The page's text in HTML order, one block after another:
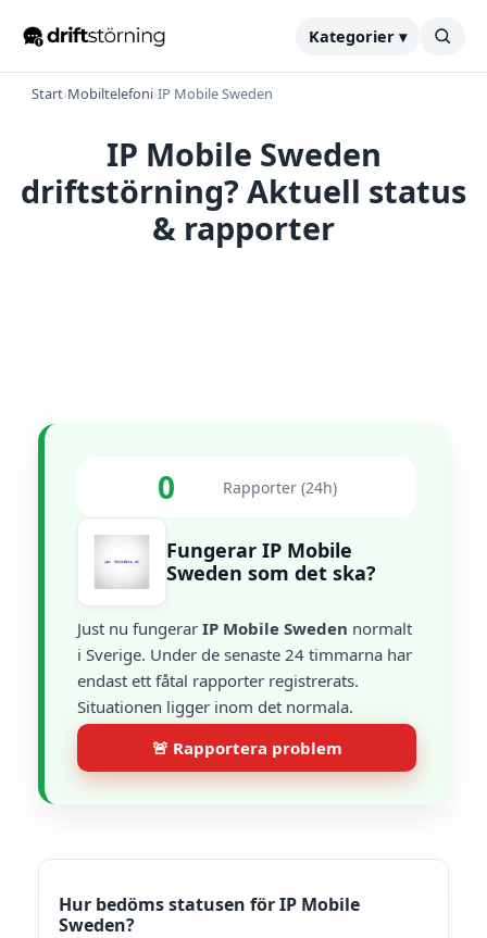
Kategorier ▾
Start›Mobiltelefoni›IP Mobile Sweden
IP Mobile Sweden
driftstörning? Aktuell status
& rapporter
0 Rapporter (24h)
Fungerar IP Mobile
Sweden som det ska?
Just nu fungerar IP Mobile Sweden normalt
i Sverige. Under de senaste 24 timmarna har
endast ett fåtal rapporter registrerats.
Situationen ligger inom det normala.
🚨 Rapportera problem
Hur bedöms statusen för IP Mobile
Sweden?